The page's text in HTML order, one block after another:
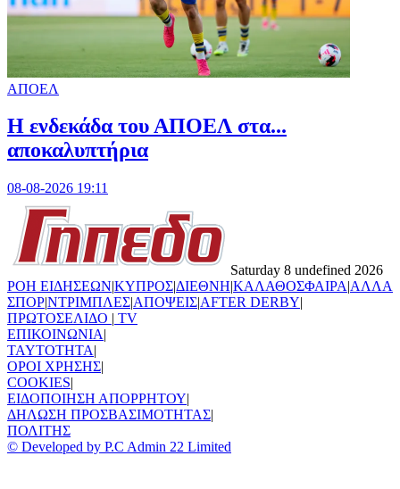
ΑΠΟΕΛ
Η ενδεκάδα του ΑΠΟΕΛ στα...
αποκαλυπτήρια
08-08-2026 19:11
Saturday 8 undefined 2026
ΡΟΗ ΕΙΔΗΣΕΩΝ|ΚΥΠΡΟΣ|ΔΙΕΘΝΗ|ΚΑΛΑΘΟΣΦΑΙΡΑ|ΑΛΛΑ
ΣΠΟΡ|ΝΤΡΙΜΠΛΕΣ|ΑΠΟΨΕΙΣ|AFTER DERBY|
ΠΡΩΤΟΣΕΛΙΔΟ | TV
ΕΠΙΚΟΙΝΩΝΙΑ|
TAYTOTHTA|
ΟΡΟΙ ΧΡΗΣΗΣ|
COOKIES|
ΕΙΔΟΠΟΙΗΣΗ ΑΠΟΡΡΗΤΟΥ|
ΔΗΛΩΣΗ ΠΡΟΣΒΑΣΙΜΟΤΗΤΑΣ|
ΠΟΛΙΤΗΣ
© Developed by P.C Admin 22 Limited